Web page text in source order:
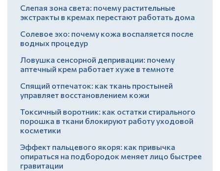
Слепая зона света: почему растительные
экстракты в кремах перестают работать дома
Солевое эхо: почему кожа воспаляется после
водных процедур
Ловушка сенсорной депривации: почему
аптечный крем работает хуже в темноте
Спящий отпечаток: как ткань простыней
управляет восстановлением кожи
Токсичный воротник: как остатки стирального
порошка в ткани блокируют работу уходовой
косметики
Эффект пальцевого якоря: как привычка
опираться на подбородок меняет лицо быстрее
гравитации